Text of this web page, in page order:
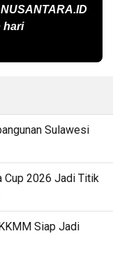
hari
Sulawesi
Cup 2026 Jadi Titik
Siap Jadi